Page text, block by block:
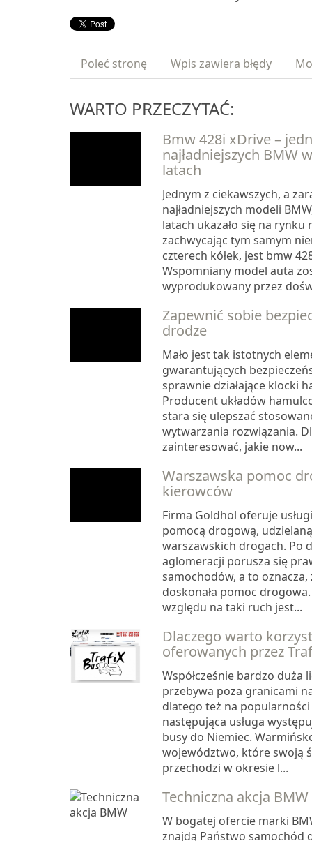
Poleć stronę Wpis zawiera błędy
WARTO PRZECZYTAĆ:
Bmw 428i xDrive –
najładniejszych BMW
latach
Jednym z ciekawszych, a
najładniejszych modeli
latach ukazało się na
zachwycając tym samym
czterech kółek, jest bmw
Wspomniany model auta
wyprodukowany przez
Zapewnić sobie
drodze
Mało jest tak istotnych
gwarantujących
sprawnie działające klocki
Producent układów
stara się ulepszać
wytwarzania rozwiązania.
zainteresować, jakie now...
Warszawska pomoc
kierowców
Firma Goldhol oferuje
pomocą drogową,
warszawskich drogach. Po
aglomeracji porusza się
samochodów, a to oznacza,
doskonała pomoc
względu na taki ruch jest...
Dlaczego warto
oferowanych przez
Współcześnie bardzo duża
przebywa poza granicami
dlatego też na popularności
następująca usługa
busy do Niemiec.
województwo, które swoją
przechodzi w okresie l...
Techniczna akcja BMW
W bogatej ofercie marki
znajdą Państwo samochód